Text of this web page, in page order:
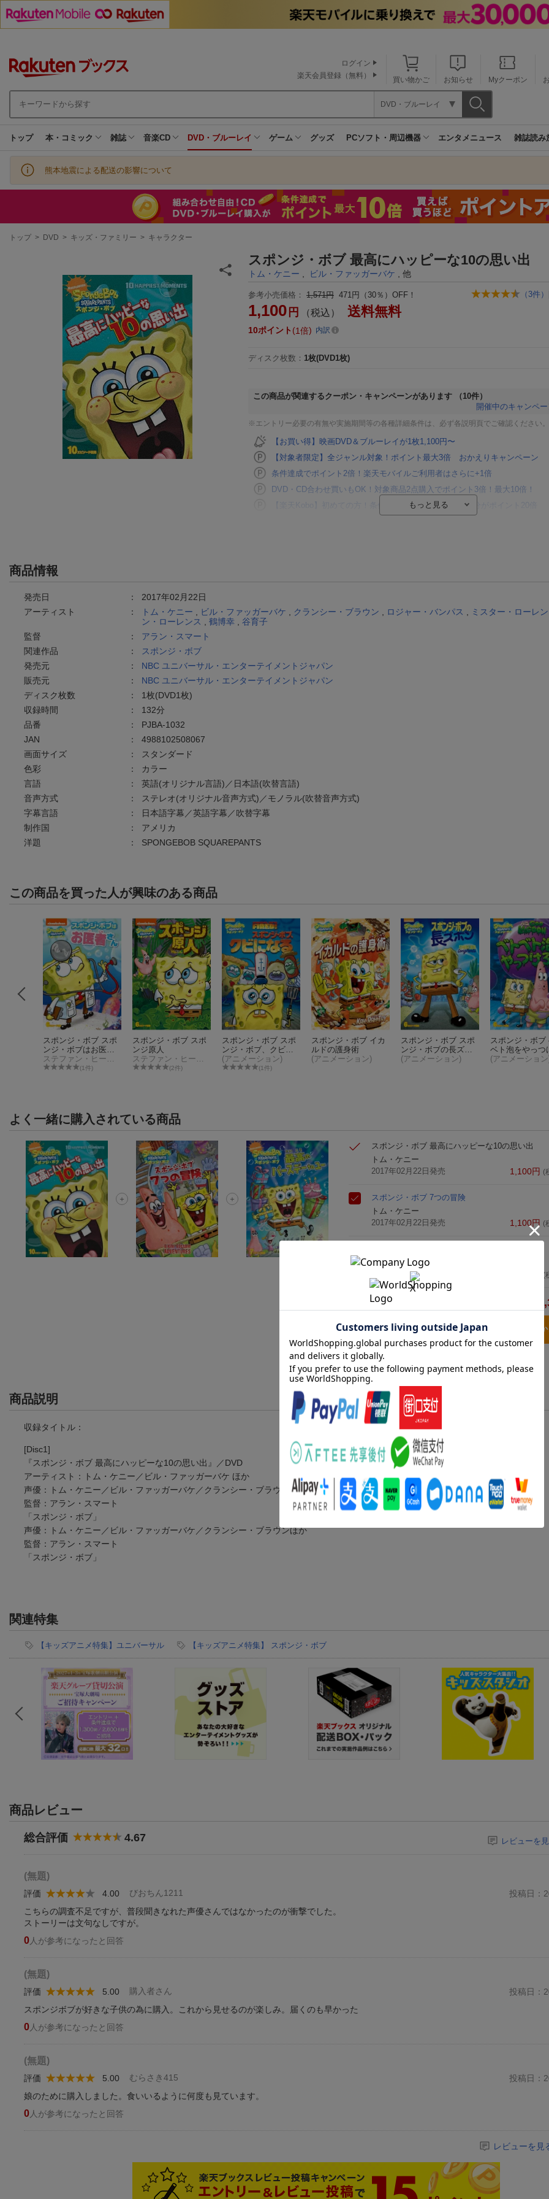
買い物かご お知らせ Myクーポン
ログイン
楽天会員登録（無料）
DVD・ブルーレイ
トップ 本・コミック 雑誌 音楽CD DVD・ブルーレイ ゲーム グッズ PCソフト・周辺機器 エンタメニュース 雑誌読み
熊本地震による配送の影響について
現
トップ > DVD > キッズ・ファミリー > キャラクター
スポンジ・ボブ 最高にハッピーな10の思い出
トム・ケニー ビル・ファッガーバケ , 他
（ 3件）
参考小売価格： 1,571円 471円（30％）OFF！
1,100 円 （税込） 送料無料
10ポイント 1倍 内訳
ディスク枚数 ： 1枚(DVD1枚)
この商品が関連するクーポン・キャンペーンがあります
（10件）
開催中のキャンペ
※エントリー必要の有無や実施期間等の各種詳細条件は、必ず各説明頁でご確認ください。
【お買い得】映画DVD＆ブルーレイが1枚1,100円〜
【対象者限定】全ジャンル対象！ポイント最大3倍 おかえりキャンペーン
条件達成でポイント2倍！楽天モバイルご利用者はさらに+1倍
DVD・CD合わせ買いもOK！対象商品2点購入でポイント3倍！最大10倍！
【楽天Kobo】初めての方！条件達成で楽天ブックス購入分がポイント20倍
商品情報
発売日 ： 2017年02月22日
アーティスト
： トム・ケニー ビル・ファッガーバケ クランシー・ブラウン ロジャー・バンパス ミスター・ローレ
ン・ローレンス
鶴博幸
谷育子
監督
： アラン・スマート
関連作品
：
スポンジ・ボブ
発売元
： NBC ユニバーサル・エンターテイメントジャパン
販売元
： NBC ユニバーサル・エンターテイメントジャパン
ディスク枚数
： 1枚(DVD1枚)
収録時間
： 132分
品番
： PJBA-1032
JAN
： 4988102508067
画面サイズ
：
スタンダード
色彩
：
カラー
言語
： 英語(オリジナル言語)／日本語(吹替言語)
音声方式
：
ステレオ(オリジナル音声方式)／モノラル(吹替音声方式)
字幕言語
：
日本語字幕／英語字幕／吹替字幕
制作国
： アメリカ
洋題
： SPONGEBOB SQUAREPANTS
この商品を買った人が興味のある商品
スポンジ・ボブ スポ
ンジ・ボブはお医者
さん
(1件)
スポンジ・ボブ スポ
ンジ原人
(2件)
スポンジ・ボブ スポ
ンジ・ボブ、クビに
なる
(アニメーション)
(1件)
スポンジ・ボブ イカ
ルドの護身術
(アニメーション)
スポンジ・ボブ スポ
ンジ・ボブの長ズボ
ン
(アニメーション)
スポンジ・ボブ
ベト泡をやっつ
(アニメーショ
よく一緒に購入されている商品
スポンジ・ボブ 最高にハッピーな10の思い出
トム・ケニー
2017年02月22日発売
1,100円 (
スポンジ・ボブ 7つの冒険
トム・ケニー
2017年02月22日発売
1,100円 (
トム・ケニー
2017年02月22日発売
(
3点とも買い物
商品説明
収録タイトル：
[Disc1]
『スポンジ・ボブ 最高にハッピーな10の思い出』／DVD
アーティスト：トム・ケニー／ビル・ファッガーバケ ほか
声優：トム・ケニー／ビル・ファッガーバケ／クランシー・ブラウンほか
監督：アラン・スマート
「スポンジ・ボブ」
声優：トム・ケニー／ビル・ファッガーバケ／クランシー・ブラウンほか
監督：アラン・スマート
「スポンジ・ボブ」
関連特集
【キッズアニメ特集】ユニバーサル 【キッズアニメ特集】 スポンジ・ボブ
商品レビュー
総合評価 4.67 レビューを
(無題)
びおちん1211
評価 4.00
投稿日：
こちらの調査不足ですが、普段聞きなれた声優さんではなかったのが衝撃でした。
ストーリーは文句なしですが。
0 人が参考になったと回答
(無題)
購入者さん
評価 5.00
投稿日：
スポンジボブが好きな子供の為に購入。これから見せるのが楽しみ。届くのも早かった
0 人が参考になったと回答
(無題)
むらさき415
評価 5.00
投稿日：
娘のために購入しました。食いいるように何度も見ています。
0 人が参考になったと回答
レビューを見